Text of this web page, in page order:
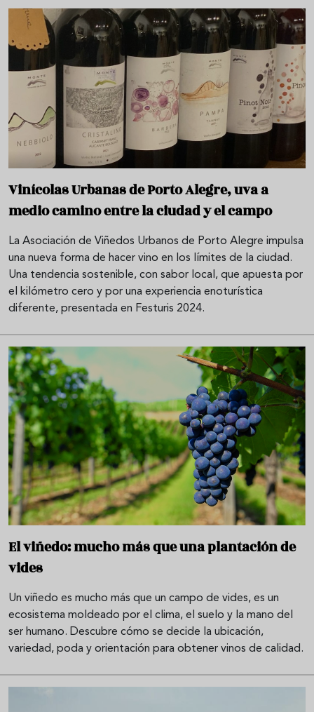
Vinícolas Urbanas de Porto Alegre, uva a
medio camino entre la ciudad y el campo
La Asociación de Viñedos Urbanos de Porto Alegre impulsa
una nueva forma de hacer vino en los límites de la ciudad.
Una tendencia sostenible, con sabor local, que apuesta por
el kilómetro cero y por una experiencia enoturística
diferente, presentada en Festuris 2024.
El viñedo: mucho más que una plantación de
vides
Un viñedo es mucho más que un campo de vides, es un
ecosistema moldeado por el clima, el suelo y la mano del
ser humano. Descubre cómo se decide la ubicación,
variedad, poda y orientación para obtener vinos de calidad.